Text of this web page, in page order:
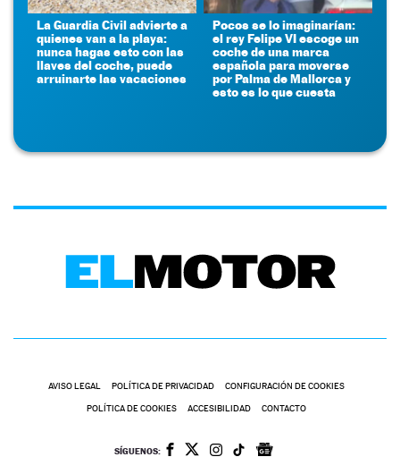
La Guardia Civil advierte a
quienes van a la playa:
nunca hagas esto con las
llaves del coche, puede
arruinarte las vacaciones
Pocos se lo imaginarían:
el rey Felipe VI escoge un
coche de una marca
española para moverse
por Palma de Mallorca y
esto es lo que cuesta
AVISO LEGAL POLÍTICA DE PRIVACIDAD CONFIGURACIÓN DE COOKIES
POLÍTICA DE COOKIES ACCESIBILIDAD CONTACTO
SÍGUENOS: